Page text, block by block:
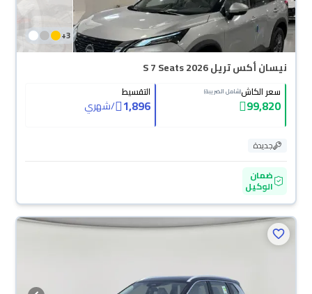
3
+
نيسان أكس تريل S 7 Seats 2026
سعر الكاش(شامل الضريبة)
99,820
التقسيط
1,896
/شهري
جديدة
ضمان
الوكيل